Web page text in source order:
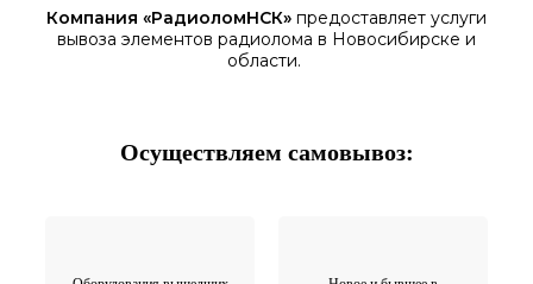
Компания «РадиоломНСК» предоставляет услуги
вывоза элементов радиолома в Новосибирске и
области.
Осуществляем самовывоз: